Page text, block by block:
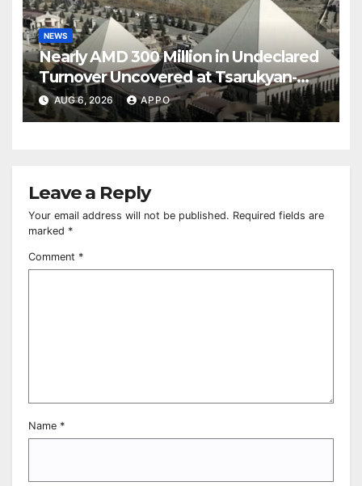
NEWS
Nearly AMD 300 Million in Undeclared
Turnover Uncovered at Tsarukyan-
Owned Entertainment Center
AUG 6, 2026 APPO
Leave a Reply
Your email address will not be published. Required fields are
marked *
Comment *
Name *